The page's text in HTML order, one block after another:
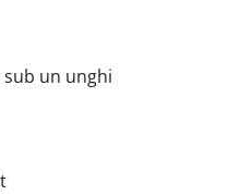
un unghi